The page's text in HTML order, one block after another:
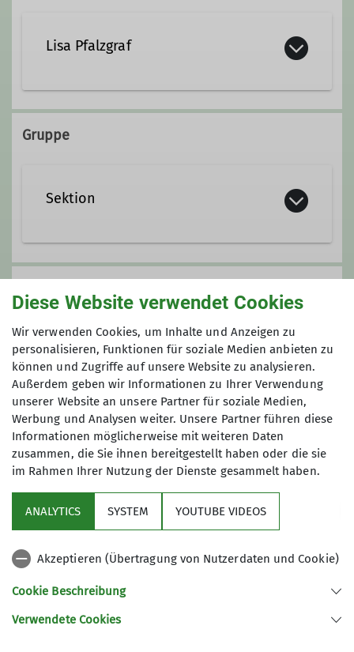
Lisa Pfalzgraf
Kontakt aufnehmen
Gruppe
Sektion
Hier wird alles gesammelt, was die
Sektion betrifft und keiner anderen
Gruppe zugeordnet werden kann.
Kontakt aufnehmen
Anfrage senden
Maximale Teilnehmeranzahl
10
Sektion
Kontakt
Diese Website verwendet Cookies
Wir verwenden Cookies, um Inhalte und Anzeigen zu
personalisieren, Funktionen für soziale Medien anbieten zu
können und Zugriffe auf unsere Website zu analysieren.
Außerdem geben wir Informationen zu Ihrer Verwendung
unserer Website an unsere Partner für soziale Medien,
Werbung und Analysen weiter. Unsere Partner führen diese
Informationen möglicherweise mit weiteren Daten
zusammen, die Sie ihnen bereitgestellt haben oder die sie
im Rahmen Ihrer Nutzung der Dienste gesammelt haben.
ANALYTICS SYSTEM YOUTUBE VIDEOS
Akzeptieren (Übertragung von Nutzerdaten und Cookie)
Cookie Beschreibung
Verwendete Cookies